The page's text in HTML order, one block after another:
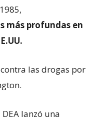
más profundas en
E.UU.
las drogas por
lanzó una